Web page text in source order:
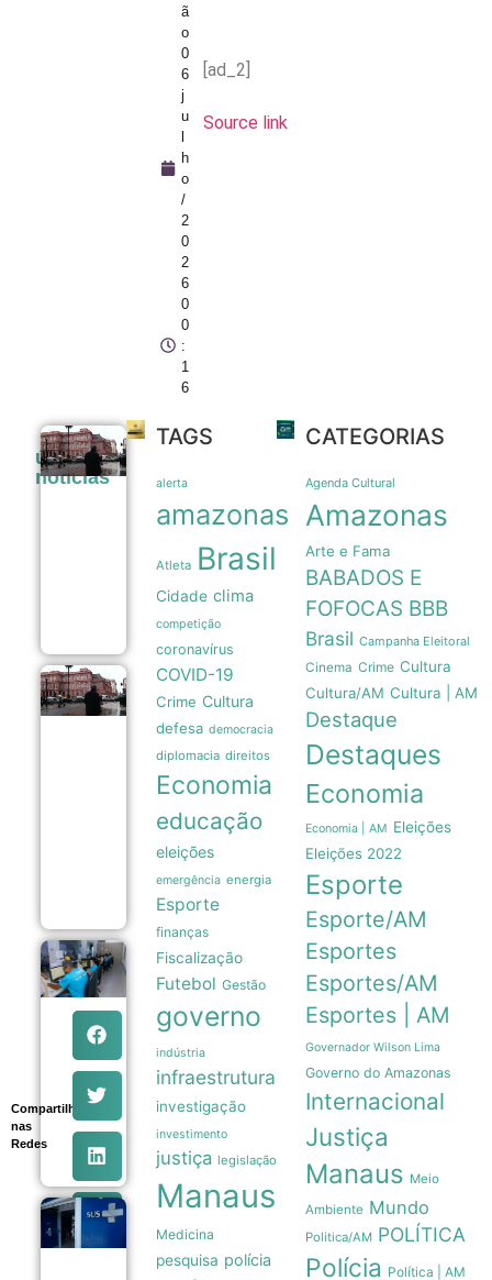
ã
o
0
6
j
u
h
o
/
2
0
2
6
0
0
:
1
6
[ad_2]
Source link
Compartilhe
nas
Redes
últimas
noticias
Pressão
memória
forçam
Milei sobre
venda de
terras a
estrangeiros
06/08
Pressão
popular
memória
das
Malvinas
forçam
recuar
sobre
venda
de terras
06/08
Sexta-feira
em Manaus
tem 639
vagas de
emprego
abertas
pelo Sine
com
orientações
candidatos
06/08
mostra que
derrubou
TAGS
alerta
amazonas
Atleta Brasil
Cidade clima
competição
coronavírus
COVID-19
Crime Cultura
defesa democracia
diplomacia direitos
Economia
educação
eleições
emergência energia
Esporte
finanças
Fiscalização
Futebol Gestão
governo
indústria
infraestrutura
investigação
investimento
justiça legislação
Manaus
Medicina
pesquisa polícia
CATEGORIAS
Agenda Cultural
Amazonas
Arte e Fama
BABADOS E
FOFOCAS BBB
Brasil Campanha Eleitoral
Cinema Crime Cultura
Cultura/AM Cultura | AM
Destaque
Destaques
Economia
Economia | AM Eleições
Eleições 2022
Esporte
Esporte/AM
Esportes
Esportes/AM
Esportes | AM
Governador Wilson Lima
Governo do Amazonas
Internacional
Justiça
Manaus Meio
Ambiente Mundo
Politica/AM POLÍTICA
Polícia Política | AM